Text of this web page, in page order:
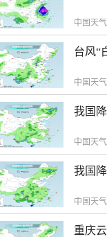
中国天
台风“
中国天
我国
中国天
我国
中国天
重庆